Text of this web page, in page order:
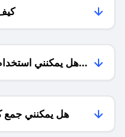
هل يمكنني
هل يمكنني جمع